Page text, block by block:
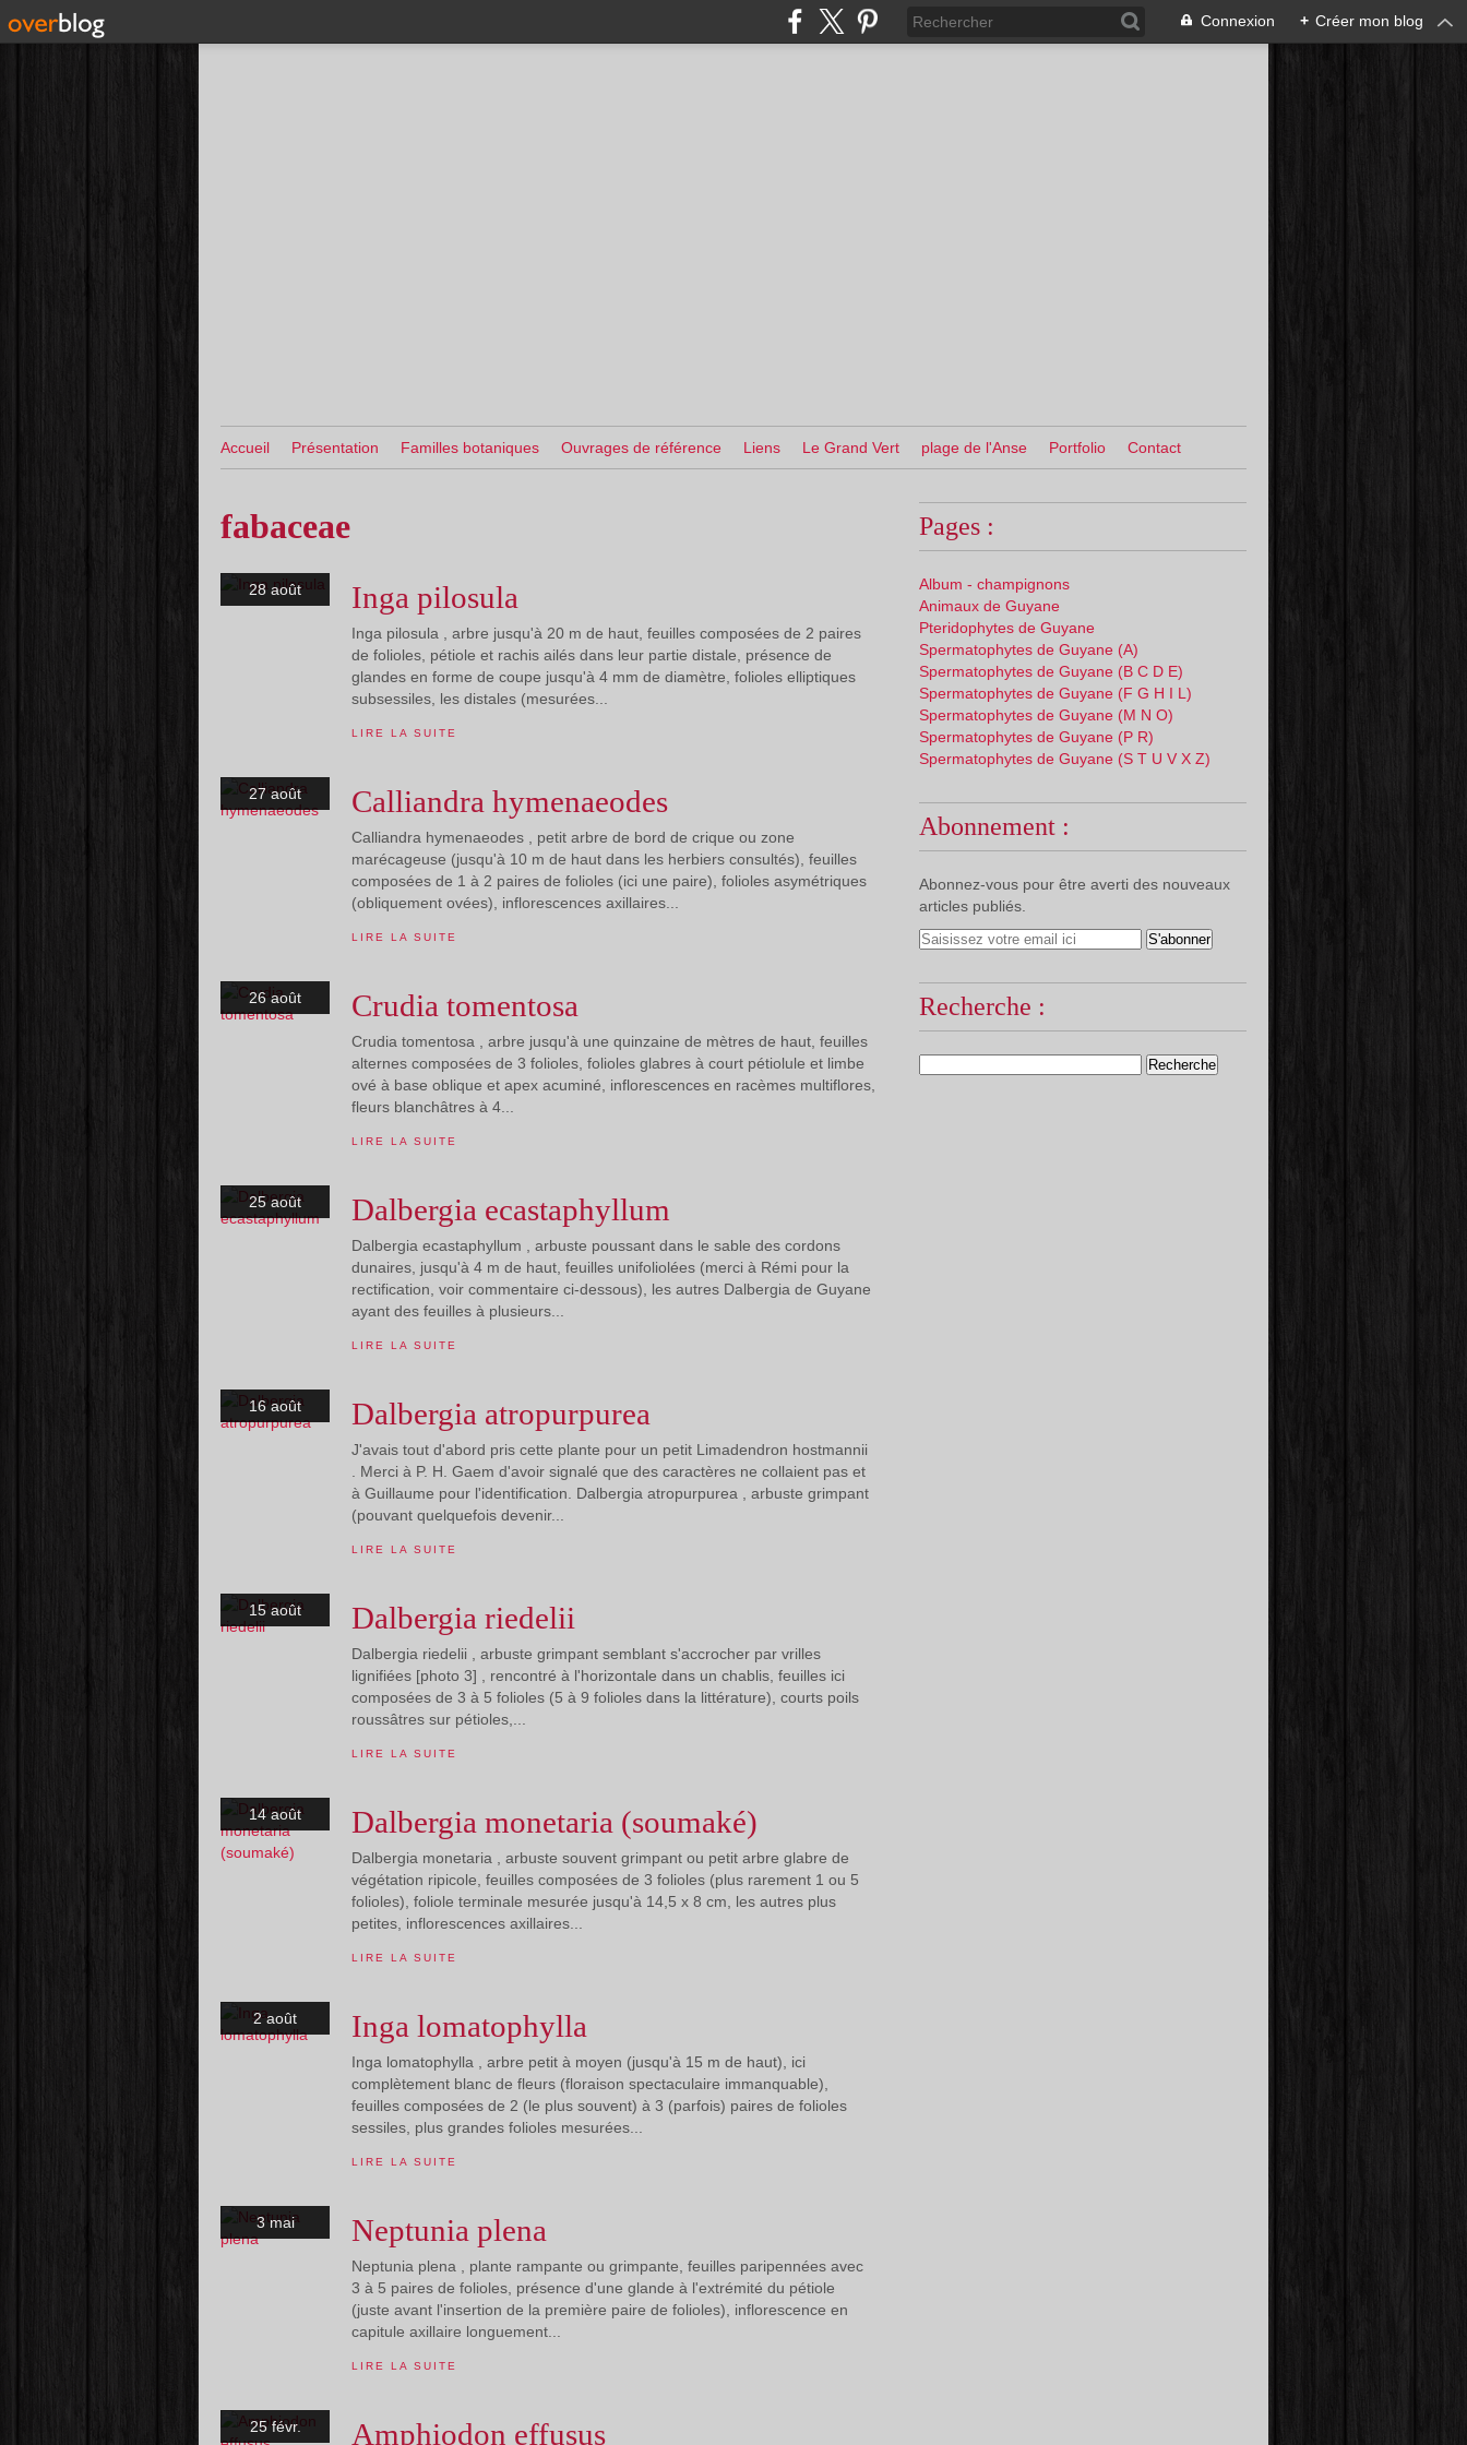
Connexion + Créer mon blog
Accueil Présentation Familles botaniques Ouvrages de référence Liens Le Grand Vert plage de l'Anse Portfolio Contact
fabaceae
28 août Inga pilosula
Inga pilosula , arbre jusqu'à 20 m de haut, feuilles composées de 2 paires
de folioles, pétiole et rachis ailés dans leur partie distale, présence de
glandes en forme de coupe jusqu'à 4 mm de diamètre, folioles elliptiques
subsessiles, les distales (mesurées...
LIRE LA SUITE
27 août Calliandra hymenaeodes
Calliandra hymenaeodes , petit arbre de bord de crique ou zone
marécageuse (jusqu'à 10 m de haut dans les herbiers consultés), feuilles
composées de 1 à 2 paires de folioles (ici une paire), folioles asymétriques
(obliquement ovées), inflorescences axillaires...
LIRE LA SUITE
26 août Crudia tomentosa
Crudia tomentosa , arbre jusqu'à une quinzaine de mètres de haut, feuilles
alternes composées de 3 folioles, folioles glabres à court pétiolule et limbe
ové à base oblique et apex acuminé, inflorescences en racèmes multiflores,
fleurs blanchâtres à 4...
LIRE LA SUITE
25 août Dalbergia ecastaphyllum
Dalbergia ecastaphyllum , arbuste poussant dans le sable des cordons
dunaires, jusqu'à 4 m de haut, feuilles unifoliolées (merci à Rémi pour la
rectification, voir commentaire ci-dessous), les autres Dalbergia de Guyane
ayant des feuilles à plusieurs...
LIRE LA SUITE
16 août Dalbergia atropurpurea
J'avais tout d'abord pris cette plante pour un petit Limadendron hostmannii
. Merci à P. H. Gaem d'avoir signalé que des caractères ne collaient pas et
à Guillaume pour l'identification. Dalbergia atropurpurea , arbuste grimpant
(pouvant quelquefois devenir...
LIRE LA SUITE
15 août Dalbergia riedelii
Dalbergia riedelii , arbuste grimpant semblant s'accrocher par vrilles
lignifiées [photo 3] , rencontré à l'horizontale dans un chablis, feuilles ici
composées de 3 à 5 folioles (5 à 9 folioles dans la littérature), courts poils
roussâtres sur pétioles,...
LIRE LA SUITE
14 août Dalbergia monetaria (soumaké)
Dalbergia monetaria , arbuste souvent grimpant ou petit arbre glabre de
végétation ripicole, feuilles composées de 3 folioles (plus rarement 1 ou 5
folioles), foliole terminale mesurée jusqu'à 14,5 x 8 cm, les autres plus
petites, inflorescences axillaires...
LIRE LA SUITE
2 août Inga lomatophylla
Inga lomatophylla , arbre petit à moyen (jusqu'à 15 m de haut), ici
complètement blanc de fleurs (floraison spectaculaire immanquable),
feuilles composées de 2 (le plus souvent) à 3 (parfois) paires de folioles
sessiles, plus grandes folioles mesurées...
LIRE LA SUITE
3 mai Neptunia plena
Neptunia plena , plante rampante ou grimpante, feuilles paripennées avec
3 à 5 paires de folioles, présence d'une glande à l'extrémité du pétiole
(juste avant l'insertion de la première paire de folioles), inflorescence en
capitule axillaire longuement...
LIRE LA SUITE
25 févr. Amphiodon effusus
Pages :
Album - champignons
Animaux de Guyane
Pteridophytes de Guyane
Spermatophytes de Guyane (A)
Spermatophytes de Guyane (B C D E)
Spermatophytes de Guyane (F G H I L)
Spermatophytes de Guyane (M N O)
Spermatophytes de Guyane (P R)
Spermatophytes de Guyane (S T U V X Z)
Abonnement :
Abonnez-vous pour être averti des nouveaux
articles publiés.
Recherche :